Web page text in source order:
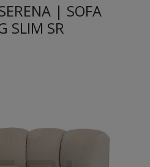
| SOFA
SLIM SR